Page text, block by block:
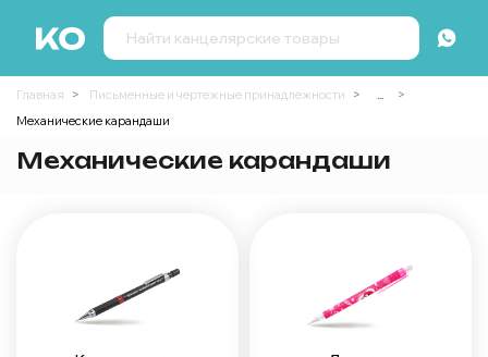
Главная Письменные и чертежные принадлежности
...
Механические карандаши
Механические карандаши